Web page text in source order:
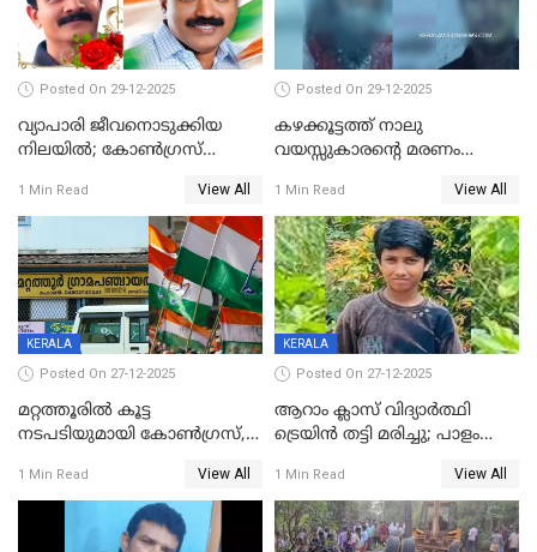
Posted On 29-12-2025
വ്യാപാരി ജീവനൊടുക്കിയ
നിലയില്‍; കോണ്‍ഗ്രസ്
മാനസികപീഡനമെന്ന് കുറിപ്പ്
1 Min Read View All
Posted On 29-12-2025
കഴക്കൂട്ടത്ത് നാലു
വയസ്സുകാരന്റെ മരണം
സുഹൃത്തും പൊലീസ്
കസ്റ്റഡിയിൽ
1 Min Read View All
KERALA
Posted On 27-12-2025
മറ്റത്തൂരിൽ കൂട്ട
നടപടിയുമായി കോണ്‍ഗ്രസ്,
എട്ട് പേര്‍ ഉള്‍പ്പെടെ
പത്തുപേരെ പുറത്താക്കി,
ചൊവ്വന്നൂരിലും നടപടി
1 Min Read View All
KERALA
Posted On 27-12-2025
ആറാം ക്ലാസ് വിദ്യാർത്ഥി
ട്രെയിൻ തട്ടി മരിച്ചു; പാളം
അപകടം മലപ്പുറത്ത്
1 Min Read View All